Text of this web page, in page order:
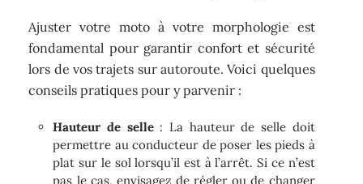
Ajuster votre moto à votre morphologie est
fondamental pour garantir confort et sécurité
lors de vos trajets sur autoroute. Voici quelques
conseils pratiques pour y parvenir :
Hauteur de selle: La hauteur de selle doit
permettre au conducteur de poser les pieds à
plat sur le sol lorsqu’il est à l’arrêt. Si ce n’est
pas le cas, envisagez de régler ou de changer